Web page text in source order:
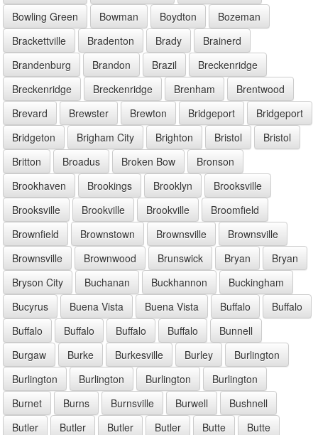
Bowling Green
Bowman Boydton
Bozeman
Brackettville
Bradenton Brady
Brainerd
Brandenburg
Brandon Brazil
Breckenridge
Breckenridge
Breckenridge Brenham
Brentwood
Brevard
Brewster Brewton Bridgeport
Bridgeport
Bridgeton
Brigham City Brighton Bristol
Bristol
Britton
Broadus Broken Bow
Bronson
Brookhaven
Brookings Brooklyn
Brooksville
Brooksville
Brookville Brookville
Broomfield
Brownfield
Brownstown Brownsville
Brownsville
Brownsville
Brownwood Brunswick Bryan
Bryan
Bryson City
Buchanan Buckhannon
Buckingham
Bucyrus
Buena Vista Buena Vista Buffalo
Buffalo
Buffalo
Buffalo Buffalo Buffalo
Bunnell
Burgaw
Burke Burkesville Burley
Burlington
Burlington
Burlington Burlington
Burlington
Burnet
Burns Burnsville Burwell
Bushnell
Butler
Butler Butler Butler Butte
Butte